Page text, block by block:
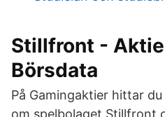
Stillfront -
Börsdata
På Gamingaktier hittar
om spelbolaget Stillfront